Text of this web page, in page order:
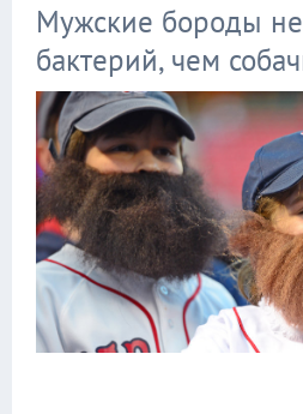
Мужские бороды
бактерий, чем